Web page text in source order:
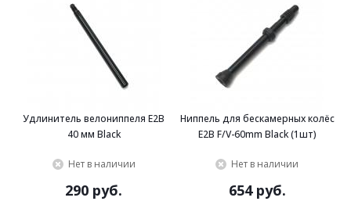
Удлинитель велониппеля E2B
40 мм Black
Нет в наличии
290 руб.
Ниппель для бескамерных колёс
E2B F/V-60mm Black (1шт)
Нет в наличии
654 руб.